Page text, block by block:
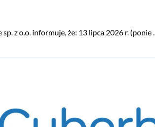
z o.o. informuje, że: 13 lipca 2026 r. (ponie …